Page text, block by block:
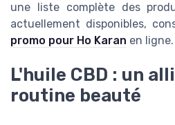
une liste complète des
actuellement disponibles,
promo pour Ho Karan en ligne.
L'huile CBD : un
routine beauté